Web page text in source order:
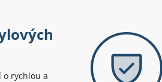
o rychlou a